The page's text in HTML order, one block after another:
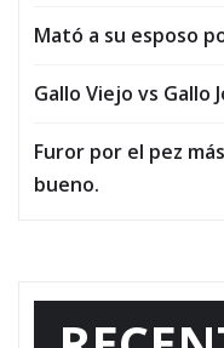
Mató a su esposo
Gallo Viejo vs Gallo
Furor por el pez
bueno.